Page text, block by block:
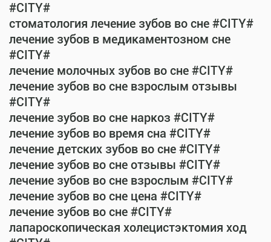
#CITY#
стоматология лечение зубов во сне #CITY#
лечение зубов в медикаментозном сне
#CITY#
лечение молочных зубов во сне #CITY#
лечение зубов во сне взрослым отзывы
#CITY#
лечение зубов во сне наркоз #CITY#
лечение зубов во время сна #CITY#
лечение детских зубов во сне #CITY#
лечение зубов во сне отзывы #CITY#
лечение зубов во сне взрослым #CITY#
лечение зубов во сне цена #CITY#
лечение зубов во сне #CITY#
лапароскопическая холецистэктомия ход